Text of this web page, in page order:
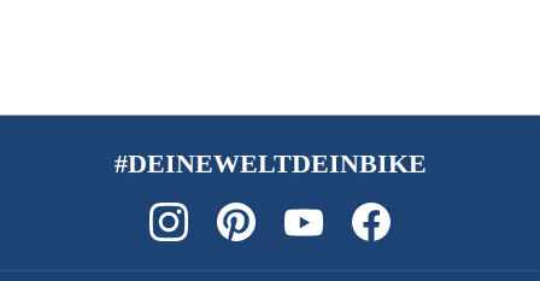
#DEINEWELTDEINBIKE